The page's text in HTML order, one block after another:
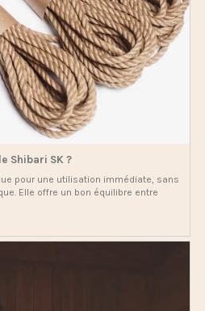
Shibari SK ?
pour une utilisation immédiate, sans
Elle offre un bon équilibre entre